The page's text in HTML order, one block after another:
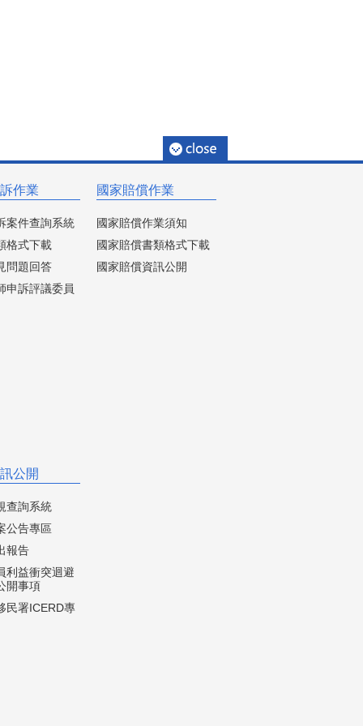
作業
案件查詢系統
格式下載
問題回答
申訴評議委員
國家賠償作業
國家賠償作業須知
國家賠償書類格式下載
國家賠償資訊公開
公開
查詢系統
公告專區
報告
利益衝突迴避
開事項
民署ICERD專